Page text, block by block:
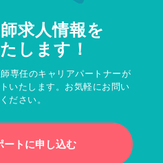
求人情報を
します！
専任のキャリアパートナーが
いたします。お気軽にお問い
ださい。
ートに申し込む